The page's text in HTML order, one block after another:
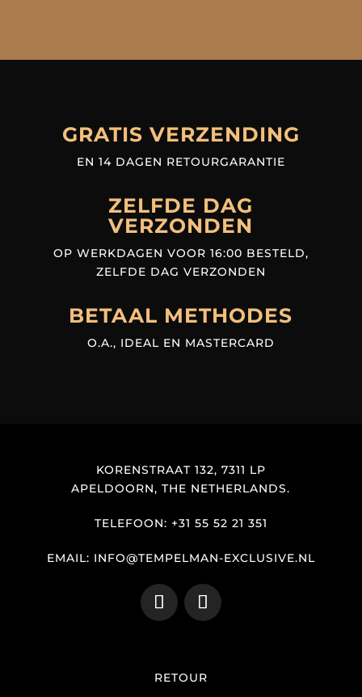
GRATIS VERZENDING
EN 14 DAGEN RETOURGARANTIE
ZELFDE DAG
VERZONDEN
OP WERKDAGEN VOOR 16:00 BESTELD,
ZELFDE DAG VERZONDEN
BETAAL METHODES
O.A., IDEAL EN MASTERCARD
KORENSTRAAT 132, 7311 LP
APELDOORN, THE NETHERLANDS.
TELEFOON: +31 55 52 21 351
EMAIL: INFO@TEMPELMAN-EXCLUSIVE.NL
RETOUR